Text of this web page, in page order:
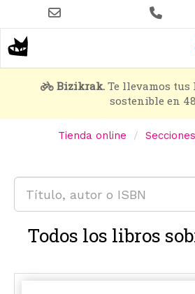
contenido
principal
Bizikrak. Te llevamos tus
sostenible en
Tienda online Secciones
Todos los libros